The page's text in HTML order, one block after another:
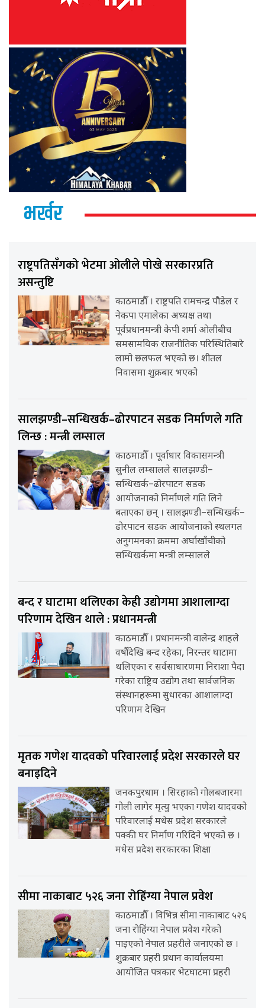
भर्खर
राष्ट्रपतिसँगको भेटमा ओलीले पोखे सरकारप्रति
असन्तुष्टि
काठमाडौँ । राष्ट्रपति रामचन्द्र पौडेल र
नेकपा एमालेका अध्यक्ष तथा
पूर्वप्रधानमन्त्री केपी शर्मा ओलीबीच
समसामयिक राजनीतिक परिस्थितिबारे
लामो छलफल भएको छ। शीतल
निवासमा शुक्रबार भएको
सालझण्डी–सन्धिखर्क–ढोरपाटन सडक निर्माणले गति
लिन्छ : मन्त्री लम्साल
काठमाडौँ । पूर्वाधार विकासमन्त्री
सुनील लम्सालले सालझण्डी–
सन्धिखर्क–ढोरपाटन सडक
आयोजनाको निर्माणले गति लिने
बताएका छन् । सालझण्डी–सन्धिखर्क–
ढोरपाटन सडक आयोजनाको स्थलगत
अनुगमनका क्रममा अर्घाखाँचीको
सन्धिखर्कमा मन्त्री लम्सालले
बन्द र घाटामा थलिएका केही उद्योगमा आशालाग्दा
परिणाम देखिन थाले : प्रधानमन्त्री
काठमाडौँ । प्रधानमन्त्री वालेन्द्र शाहले
वर्षौंदेखि बन्द रहेका, निरन्तर घाटामा
थलिएका र सर्वसाधारणमा निराशा पैदा
गरेका राष्ट्रिय उद्योग तथा सार्वजनिक
संस्थानहरूमा सुधारका आशालाग्दा
परिणाम देखिन
मृतक गणेश यादवको परिवारलाई प्रदेश सरकारले घर
बनाइदिने
जनकपुरधाम । सिरहाको गोलबजारमा
गोली लागेर मृत्यु भएका गणेश यादवको
परिवारलाई मधेस प्रदेश सरकारले
पक्की घर निर्माण गरिदिने भएको छ ।
मधेस प्रदेश सरकारका शिक्षा
सीमा नाकाबाट ५२६ जना रोहिंग्या नेपाल प्रवेश
काठमाडौँ । विभिन्न सीमा नाकाबाट ५२६
जना रोहिंग्या नेपाल प्रवेश गरेको
पाइएको नेपाल प्रहरीले जनाएको छ ।
शुक्रबार प्रहरी प्रधान कार्यालयमा
आयोजित पत्रकार भेटघाटमा प्रहरी